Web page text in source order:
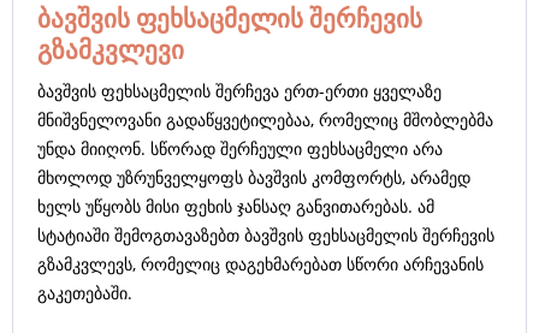
ბავშვის ფეხსაცმელის შერჩევის
გზამკვლევი
ბავშვის ფეხსაცმელის შერჩევა ერთ-ერთი ყველაზე
მნიშვნელოვანი გადაწყვეტილებაა, რომელიც მშობლებმა
უნდა მიიღონ. სწორად შერჩეული ფეხსაცმელი არა
მხოლოდ უზრუნველყოფს ბავშვის კომფორტს, არამედ
ხელს უწყობს მისი ფეხის ჯანსაღ განვითარებას. ამ
სტატიაში შემოგთავაზებთ ბავშვის ფეხსაცმელის შერჩევის
გზამკვლევს, რომელიც დაგეხმარებათ სწორი არჩევანის
გაკეთებაში.